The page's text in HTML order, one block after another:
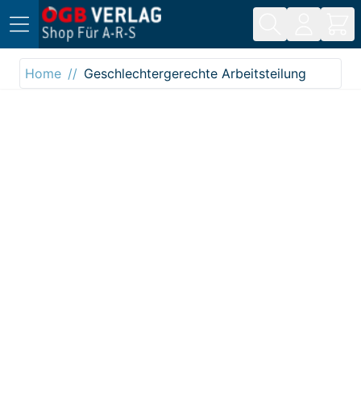
Direkt zum Inhalt
Home
Geschlechtergerechte Arbeitsteilung